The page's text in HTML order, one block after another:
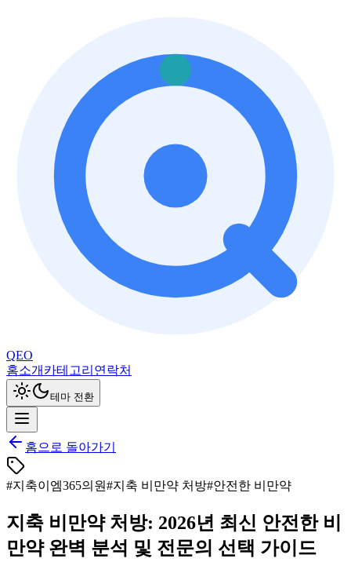
QEO
홈소개 카테고리 연락처
테마 전환
홈으로 돌아가기
#지축이엠365의원#지축 비만약 처방#안전한 비만약
지축 비만약 처방: 2026년 최신 안전한 비
만약 완벽 분석 및 전문의 선택 가이드